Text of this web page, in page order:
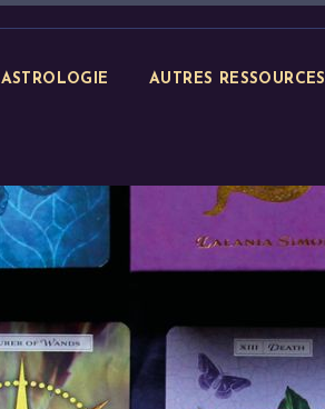
ASTROLOGIE AUTRES RESSOURCES